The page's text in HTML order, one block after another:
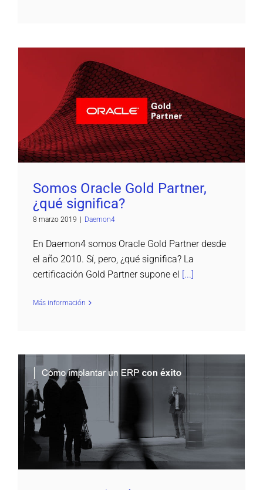
Somos Oracle Gold Partner, ¿qué significa?
Daemon4
Somos Oracle Gold Partner,
¿qué significa?
8 marzo 2019 | Daemon4
En Daemon4 somos Oracle Gold Partner desde
el año 2010. Sí, pero, ¿qué significa? La
certificación Gold Partner supone el [...]
Más información
Fases para implementar con éxito un ERP en
Daemon4